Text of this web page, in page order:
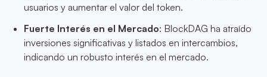
usuarios y aumentar el valor del token.
Fuerte Interés en el Mercado: BlockDAG ha atraído
inversiones significativas y listados en intercambios,
indicando un robusto interés en el mercado.